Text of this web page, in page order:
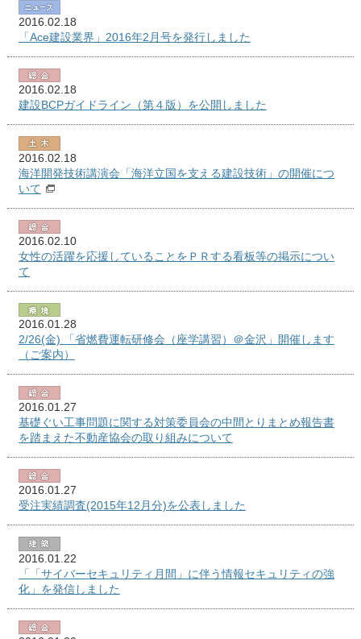
2016.02.18
「Ace建設業界」2016年2月号を発行しました
2016.02.18
建設BCPガイドライン（第４版）を公開しました
2016.02.18
海洋開発技術講演会「海洋立国を支える建設技術」の開催につ
いて
2016.02.10
女性の活躍を応援していることをＰＲする看板等の掲示につい
て
2016.01.28
2/26(金) 「省燃費運転研修会（座学講習）＠金沢」開催します
（ご案内）
2016.01.27
基礎ぐい工事問題に関する対策委員会の中間とりまとめ報告書
を踏まえた不動産協会の取り組みについて
2016.01.27
受注実績調査(2015年12月分)を公表しました
2016.01.22
「「サイバーセキュリティ月間」に伴う情報セキュリティの強
化」を発信しました